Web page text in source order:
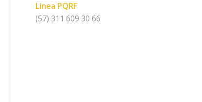
Línea PQRF
(57) 311 609 30 66